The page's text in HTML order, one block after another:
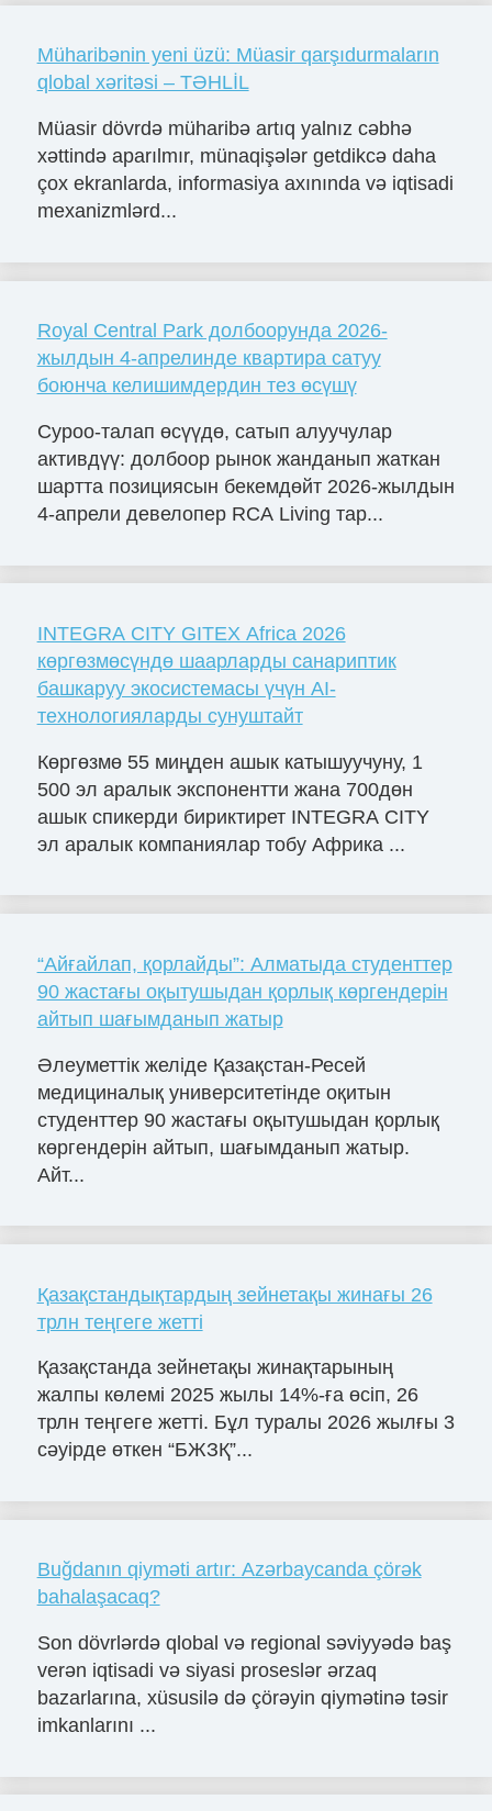
Müharibənin yeni üzü: Müasir qarşıdurmaların
qlobal xəritəsi – TƏHLİL
Müasir dövrdə müharibə artıq yalnız cəbhə
xəttində aparılmır, münaqişələr getdikcə daha
çox ekranlarda, informasiya axınında və iqtisadi
mexanizmlərd...
Royal Central Park долбоорунда 2026-
жылдын 4-апрелинде квартира сатуу
боюнча келишимдердин тез өсүшү
Суроо-талап өсүүдө, сатып алуучулар
активдүү: долбоор рынок жанданып жаткан
шартта позициясын бекемдөйт 2026-жылдын
4-апрели девелопер RCA Living тар...
INTEGRA CITY GITEX Africa 2026
көргөзмөсүндө шаарларды санариптик
башкаруу экосистемасы үчүн AI-
технологияларды сунуштайт
Көргөзмө 55 миңден ашык катышуучуну, 1
500 эл аралык экспонентти жана 700дөн
ашык спикерди бириктирет INTEGRA CITY
эл аралык компаниялар тобу Африка ...
“Айғайлап, қорлайды”: Алматыда студенттер
90 жастағы оқытушыдан қорлық көргендерін
айтып шағымданып жатыр
Әлеуметтік желіде Қазақстан-Ресей
медициналық университетінде оқитын
студенттер 90 жастағы оқытушыдан қорлық
көргендерін айтып, шағымданып жатыр.
Айт...
Қазақстандықтардың зейнетақы жинағы 26
трлн теңгеге жетті
Қазақстанда зейнетақы жинақтарының
жалпы көлемі 2025 жылы 14%-ға өсіп, 26
трлн теңгеге жетті. Бұл туралы 2026 жылғы 3
сәуірде өткен “БЖЗҚ”...
Buğdanın qiyməti artır: Azərbaycanda çörək
bahalaşacaq?
Son dövrlərdə qlobal və regional səviyyədə baş
verən iqtisadi və siyasi proseslər ərzaq
bazarlarına, xüsusilə də çörəyin qiymətinə təsir
imkanlarını ...